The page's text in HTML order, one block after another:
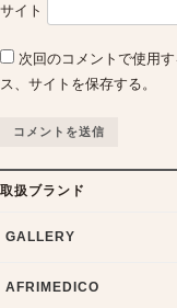
サイト
次回のコメントで使用
ス、サイトを保存する。
取扱ブランド
GALLERY
AFRIMEDICO